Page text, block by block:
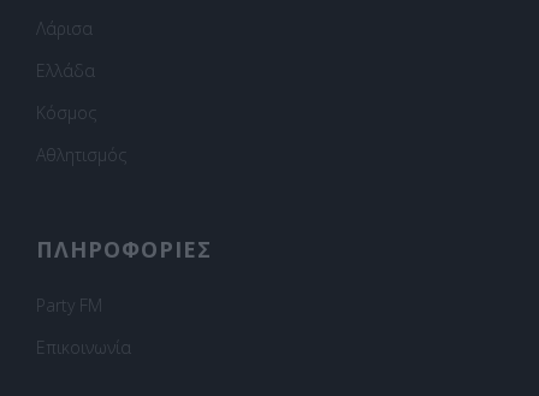
Λάρισα
Ελλάδα
Κόσμος
Αθλητισμός
ΠΛΗΡΟΦΟΡΙΕΣ
Party FM
Επικοινωνία